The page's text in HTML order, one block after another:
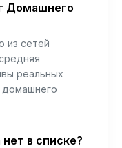
Домашнего
из сетей
реальных
домашнего
в списке?